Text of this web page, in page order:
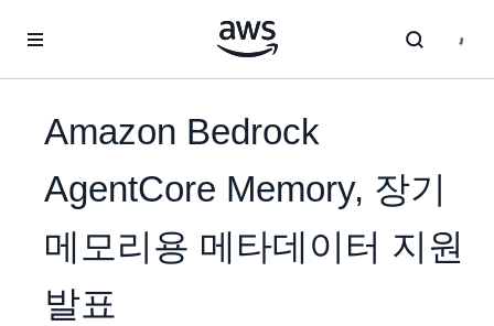
Amazon Bedrock
AgentCore Memory, 장기
메모리용 메타데이터 지원
발표